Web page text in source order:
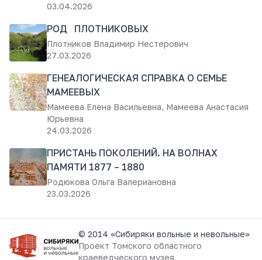
03.04.2026
РОД ПЛОТНИКОВЫХ
Плотников Владимир Нестерович
27.03.2026
ГЕНЕАЛОГИЧЕСКАЯ СПРАВКА О СЕМЬЕ
МАМЕЕВЫХ
Мамеева Елена Васильевна, Мамеева Анастасия
Юрьевна
24.03.2026
ПРИСТАНЬ ПОКОЛЕНИЙ. НА ВОЛНАХ
ПАМЯТИ 1877 – 1880
Родюкова Ольга Валериановна
23.03.2026
© 2014 «Сибиряки вольные и невольные»
Проект Томского областного
краеведческого музея